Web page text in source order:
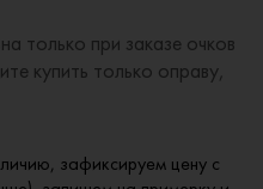
только при заказе очков
купить только оправу,
зафиксируем цену с